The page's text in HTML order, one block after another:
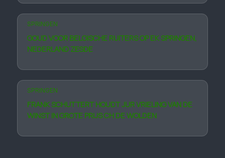
SPRINGEN
GOUD VOOR BELGISCHE RUITERS OP EK SPRINGEN,
NEDER­LAND ZESDE
SPRINGEN
FRANK SCHUTTERT HOUDT JUR VRIELING VAN DE
WINST IN GROTE PRIJS CH DE WOLDEN